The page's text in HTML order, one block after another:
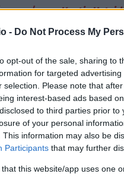
- Do Not Process My
opt-out of the sale, sharing to
for targeted
selection. Please note that
interest-based ads based
to third parties prior
of your personal
This information may also be
Participants that may further
that this website/app uses one
ήχος – Kostis
αναφέρει: «
Θέλουμε να
στις παραλίες. Και
να εφαρμόσουν από εδώ
αποδεικνύεται από το
στους 27 της Ευρωπαϊκής
Ο μέσος μισθός
μετά από 14 χρόνια. Και η